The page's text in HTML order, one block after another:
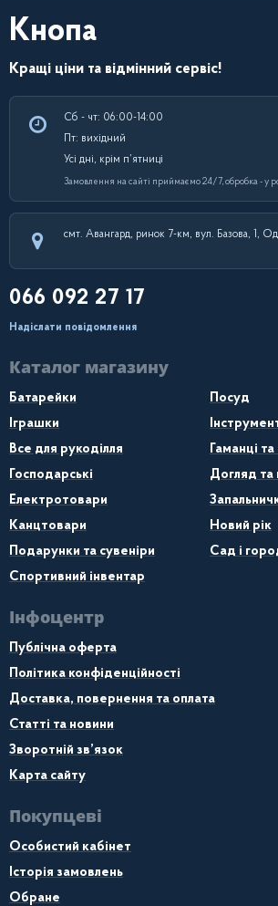
Кнопа
Кращі ціни та відмінний сервіс!
Сб - чт: 06:00-14:00
Пт: вихідний
Усі дні, крім п’ятниці
Замовлення на сайті приймаємо 24/7, обробка - у
смт. Авангард, ринок 7-км, вул. Базова, 1,
066 092 27 17
Надіслати повідомлення
Каталог магазину
Батарейки
Посуд
Іграшки
Все для рукоділля
Гаманці
Господарські
Догляд та
Електротовари
Канцтовари
Новий рік
Подарунки та сувеніри
Сад і
Спортивний інвентар
Інфоцентр
Публічна оферта
Політика конфіденційності
Доставка, повернення та оплата
Статті та новини
Зворотній зв’язок
Карта сайту
Покупцеві
Особистий кабінет
Історія замовлень
Обране